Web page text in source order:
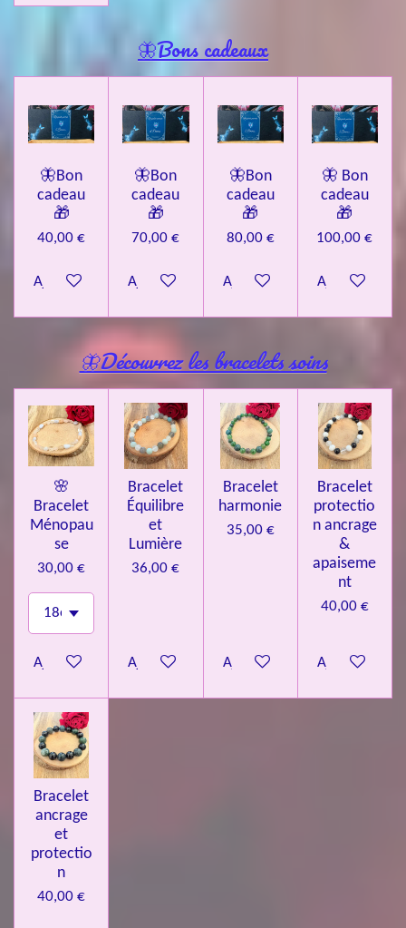
🦋Bons cadeaux
🦋Bon
cadeau
🎁
40,00 €
Ajouter au panier
🦋Bon
cadeau
🎁
70,00 €
Ajouter au panier
🦋Bon
cadeau
🎁
80,00 €
Ajouter au panier
🦋 Bon
cadeau
🎁
100,00 €
Ajouter au
🦋Découvrez les bracelets soins
🌸
Bracelet
Ménopau
se
30,00 €
Ajouter au panier
Bracelet
Équilibre
et
Lumière
36,00 €
Ajouter au panier
Bracelet
harmonie
35,00 €
Ajouter au panier
Bracelet
protectio
n ancrage
&
apaiseme
nt
40,00 €
Ajouter au
Bracelet
ancrage
et
protectio
n
40,00 €